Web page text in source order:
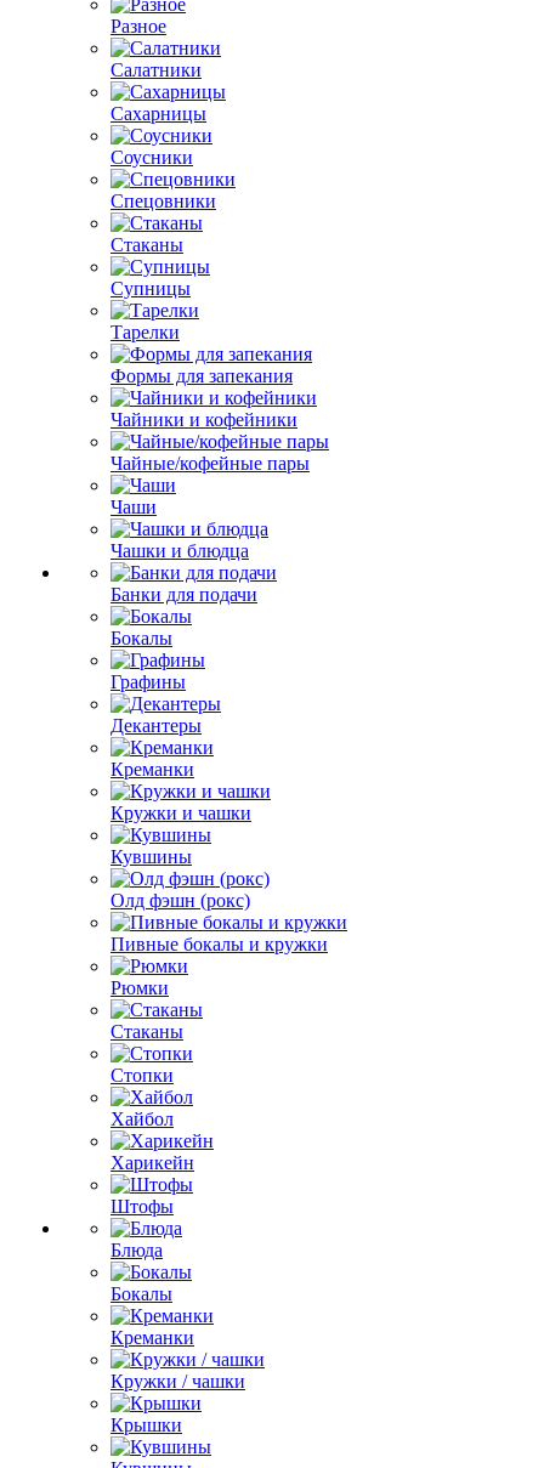
Разное
Салатники
Сахарницы
Соусники
Спецовники
Стаканы
Супницы
Тарелки
Формы для запекания
Чайники и кофейники
Чайные/кофейные пары
Чаши
Чашки и блюдца
Банки для подачи
Бокалы
Графины
Декантеры
Креманки
Кружки и чашки
Кувшины
Олд фэшн (рокс)
Пивные бокалы и кружки
Рюмки
Стаканы
Стопки
Хайбол
Харикейн
Штофы
Блюда
Бокалы
Креманки
Кружки / чашки
Крышки